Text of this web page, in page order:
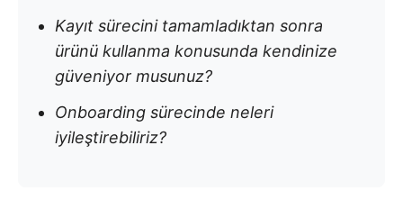
Kayıt sürecini tamamladıktan sonra
ürünü kullanma konusunda kendinize
güveniyor musunuz?
Onboarding sürecinde neleri
iyileştirebiliriz?